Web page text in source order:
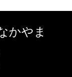
かやま